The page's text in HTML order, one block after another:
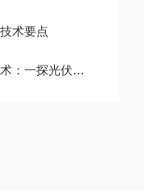
术要点
热场石墨舟的特性！